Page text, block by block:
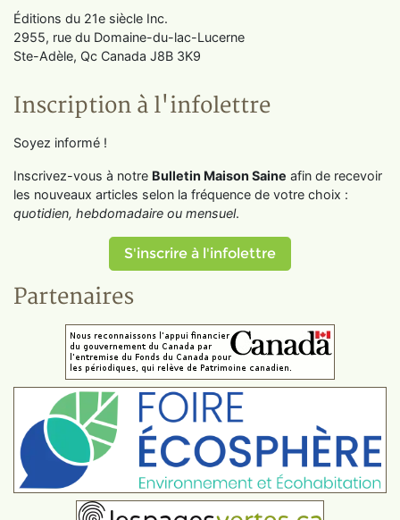
Éditions du 21e siècle Inc.
2955, rue du Domaine-du-lac-Lucerne
Ste-Adèle, Qc Canada J8B 3K9
Inscription à l'infolettre
Soyez informé !
Inscrivez-vous à notre Bulletin Maison Saine afin de recevoir
les nouveaux articles selon la fréquence de votre choix :
quotidien, hebdomadaire ou mensuel.
S'inscrire à l'infolettre
Partenaires